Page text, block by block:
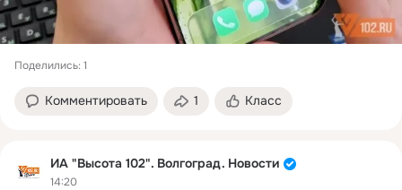
Поделились: 1
Комментировать 1 Класс
ИА "Высота 102". Волгоград. Новости
14:20